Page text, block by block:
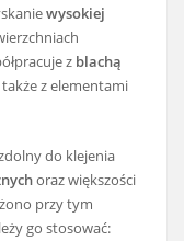
wysokiej
z blachą
także z elementami
do klejenia
oraz większości
przy tym
go stosować: